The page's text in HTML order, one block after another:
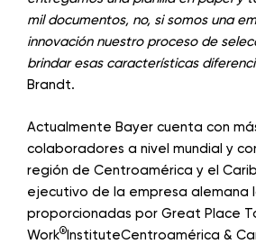
mil documentos, no, si somos una
innovación nuestro proceso de
brindar esas características
Brandt.
Actualmente Bayer cuenta con
colaboradores a nivel mundial y
región de Centroamérica y el
ejecutivo de la empresa alemana
proporcionadas por Great Place
Work®InstituteCentroamérica &